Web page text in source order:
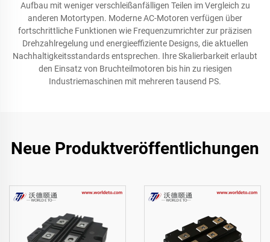
Aufbau mit weniger verschleißanfälligen Teilen im Vergleich zu
anderen Motortypen. Moderne AC-Motoren verfügen über
fortschrittliche Funktionen wie Frequenzumrichter zur präzisen
Drehzahlregelung und energieeffiziente Designs, die aktuellen
Nachhaltigkeitsstandards entsprechen. Ihre Skalierbarkeit erlaubt
den Einsatz von Bruchteilmotoren bis hin zu riesigen
Industriemaschinen mit mehreren tausend PS.
Neue Produktveröffentlichungen